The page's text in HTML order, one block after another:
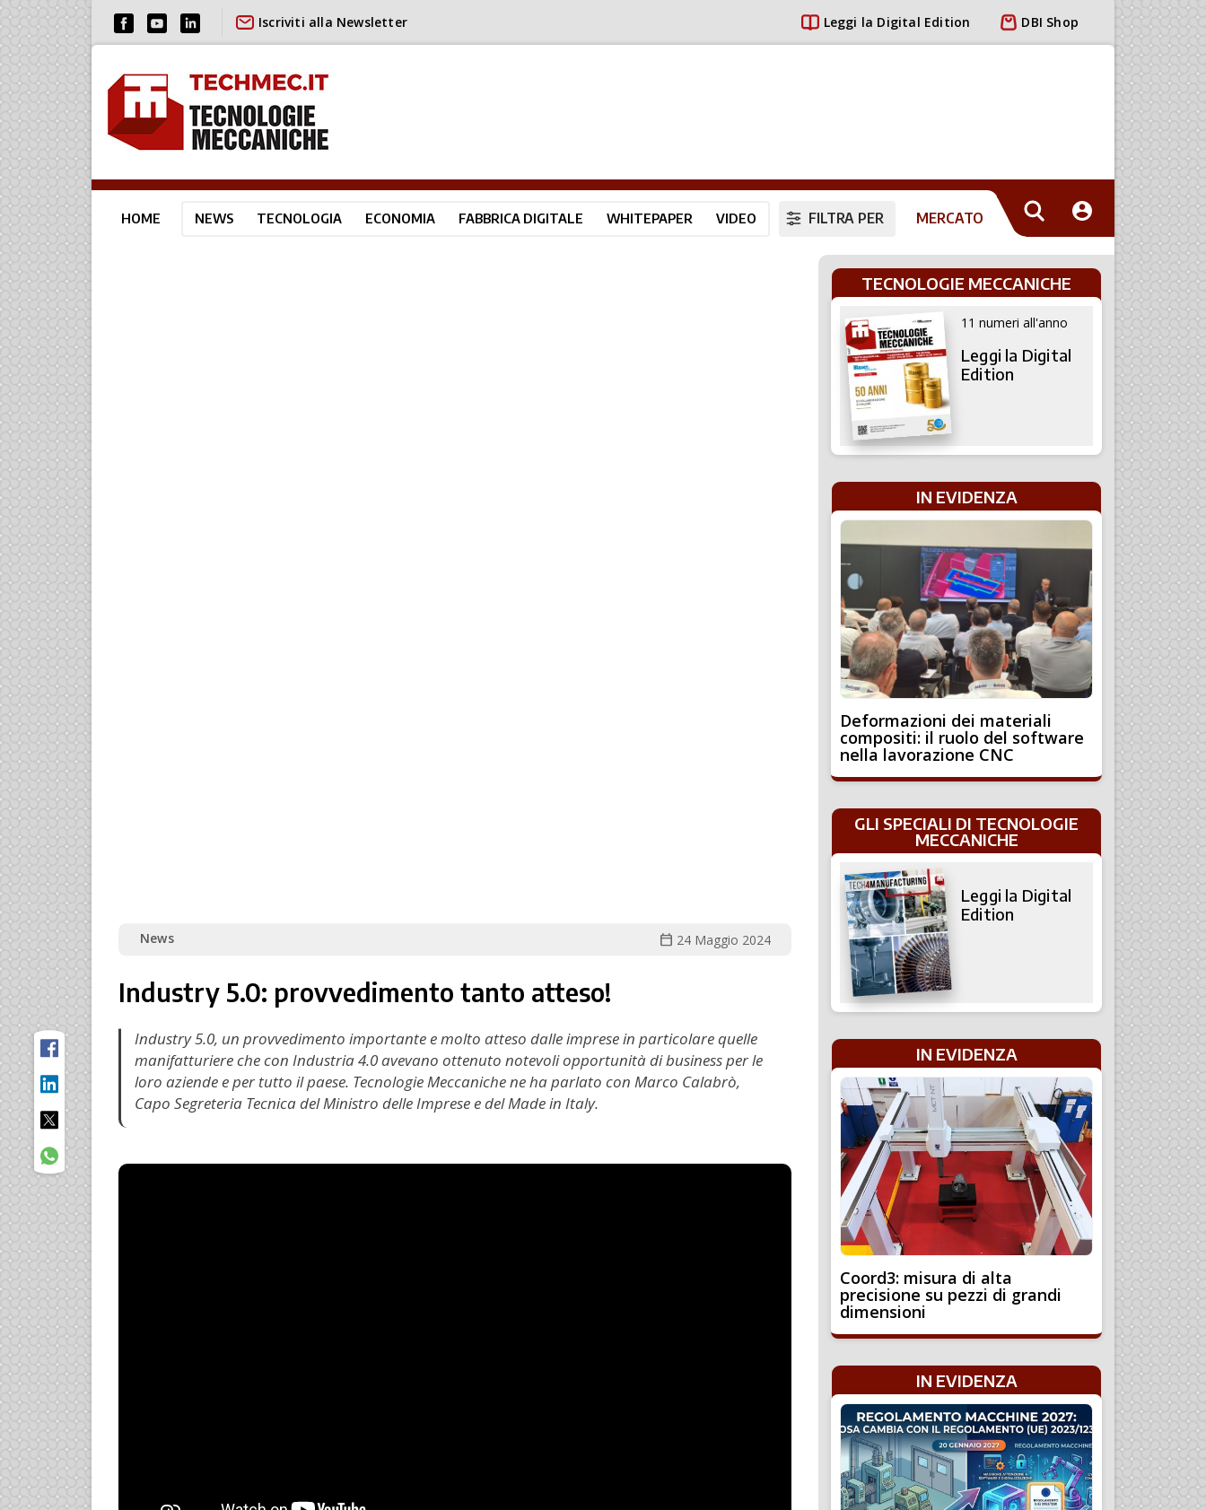
Iscriviti alla Newsletter Leggi la Digital Edition DBI Shop
HOME NEWS TECNOLOGIA ECONOMIA FABBRICA DIGITALE WHITEPAPER VIDEO FILTRA PER MERCATO
News calendar_today 24 Maggio 2024
Industry 5.0: provvedimento tanto atteso!
Industry 5.0, un provvedimento importante e molto atteso dalle imprese in particolare quelle
manifatturiere che con Industria 4.0 avevano ottenuto notevoli opportunità di business per le
loro aziende e per tutto il paese. Tecnologie Meccaniche ne ha parlato con Marco Calabrò,
Capo Segreteria Tecnica del Ministro delle Imprese e del Made in Italy.
TECNOLOGIE MECCANICHE
11 numeri all'anno
Leggi la Digital
Edition
IN EVIDENZA
Deformazioni dei materiali
compositi: il ruolo del software
nella lavorazione CNC
GLI SPECIALI DI TECNOLOGIE
MECCANICHE
Leggi la Digital
Edition
IN EVIDENZA
Coord3: misura di alta
precisione su pezzi di grandi
dimensioni
IN EVIDENZA